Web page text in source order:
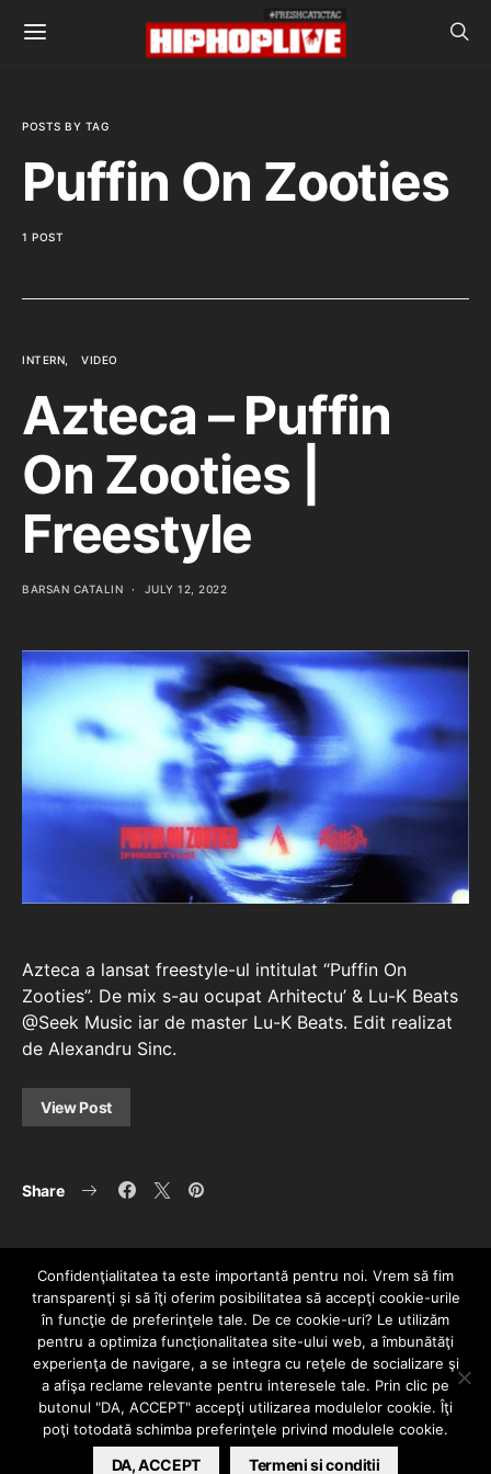
POSTS BY TAG
Puffin On Zooties
1 POST
INTERN VIDEO
Azteca – Puffin
On Zooties |
Freestyle
BARSAN CATALIN JULY 12, 2022
Azteca a lansat freestyle-ul intitulat “Puffin On
Zooties”. De mix s-au ocupat Arhitectu’ & Lu-K Beats
@Seek Music iar de master Lu-K Beats. Edit realizat
de Alexandru Sinc.
View Post
Share
HOME CONTACT POLITICĂ DE CONFIDENȚIALITATE
Since 2005 | Copyright by HIPHOPLIVE
ENTERTAINMENT SRL
Confidenţialitatea ta este importantă pentru noi. Vrem să fim
transparenţi și să îţi oferim posibilitatea să accepţi cookie-urile
în funcţie de preferinţele tale. De ce cookie-uri? Le utilizăm
pentru a optimiza funcţionalitatea site-ului web, a îmbunătăţi
experienţa de navigare, a se integra cu reţele de socializare şi
a afişa reclame relevante pentru interesele tale. Prin clic pe
butonul "DA, ACCEPT" accepţi utilizarea modulelor cookie. Îţi
poţi totodată schimba preferinţele privind modulele cookie.
DA, ACCEPT Termeni si conditii